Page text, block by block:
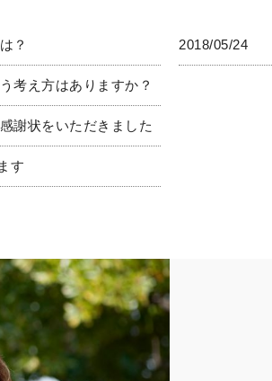
？
考え方はありますか？
謝状をいただきました
す
2018/05/24